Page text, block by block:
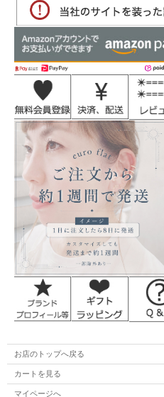
お店のトップへ戻る
カートを見る
マイページへ